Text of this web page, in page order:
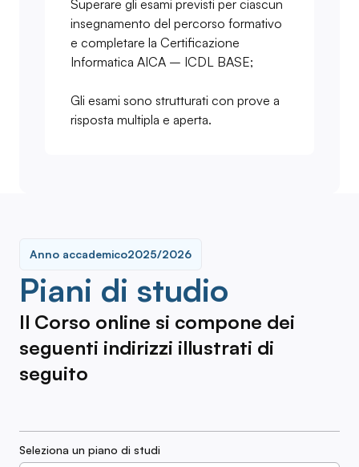
Superare gli esami previsti per ciascun
insegnamento del percorso formativo
e completare la Certificazione
Informatica AICA – ICDL BASE;
Gli esami sono strutturati con prove a
risposta multipla e aperta.
Piani di studio
Anno accademico2025/2026
Il Corso online si compone dei
seguenti indirizzi illustrati di
seguito
Seleziona un piano di studi